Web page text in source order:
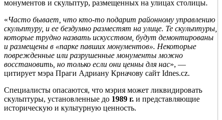
монументов и скульптур, размещенных на улицах столицы.
«Часто бывает, что кто-то подарит районному управлению
скульптуру, и ее бездумно разместят на улице. Те скульптуры,
которые трудно назвать искусством, будут демонтированы
и размещены в «парке павших монументов». Некоторые
поврежденные или разрушенные монументы можно
восстановить, но только если они ценны для нас», —
цитирует мэра Праги Адриану Крначову сайт Idnes.cz.
Специалисты опасаются, что мэрия может ликвидировать
скульптуры, установленные до 1989 г. и представляющие
историческую и культурную ценность.